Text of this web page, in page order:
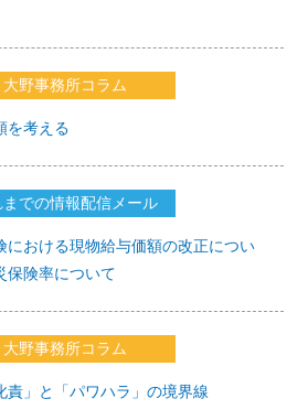
大野事務所コラム
を考える
までの情報配信メール
における現物給与価額の改正につい
保険率について
大野事務所コラム
責」と「パワハラ」の境界線